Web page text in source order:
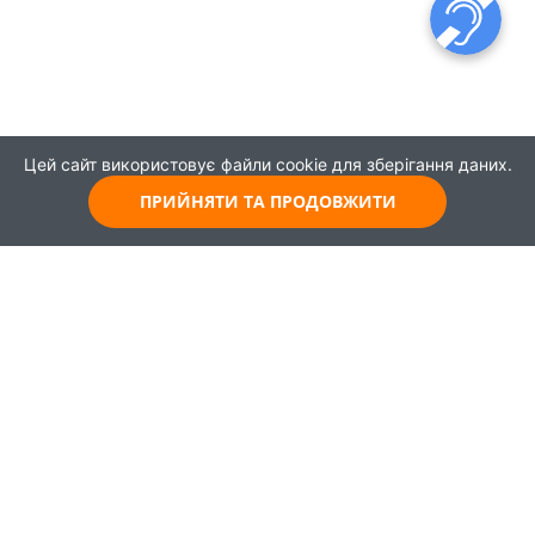
Цей сайт використовує файли cookie для зберігання даних.
ПРИЙНЯТИ ТА ПРОДОВЖИТИ